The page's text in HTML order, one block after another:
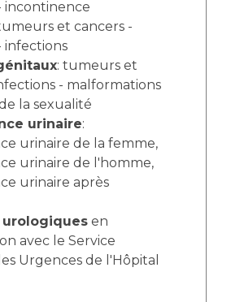
incontinence
et cancers -
infections
: tumeurs et
- malformations
la sexualité
urinaire:
urinaire de la femme,
urinaire de l'homme,
urinaire après
urologiques en
avec le Service
Urgences de l'Hôpital